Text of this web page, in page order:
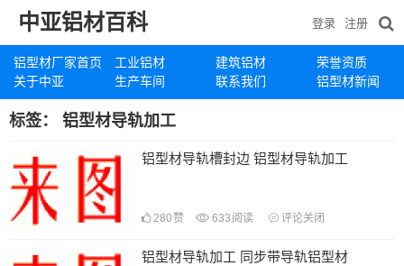
中亚铝材百科
铝型材厂家首页 工业铝材 建筑铝材
荣誉资质
关于中亚
生产车间 联系我们 铝型材新闻
登录 注册
标签： 铝型材导轨加工
铝型材导轨槽封边 铝型材导轨加工
280 赞 633 阅读 评论关闭
铝型材导轨加工 同步带导轨铝型材